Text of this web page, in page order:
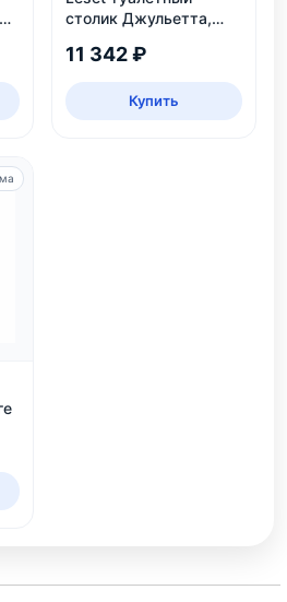
столик Джульетта,
11 342 ₽
Купить